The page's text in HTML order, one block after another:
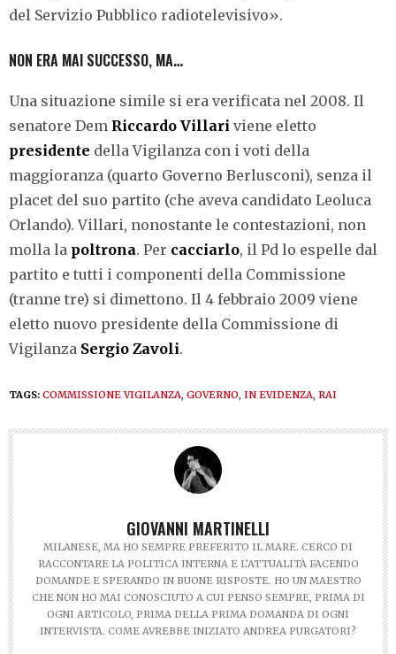
del Servizio Pubblico radiotelevisivo».
NON ERA MAI SUCCESSO, MA…
Una situazione simile si era verificata nel 2008. Il
senatore Dem Riccardo Villari viene eletto
presidente della Vigilanza con i voti della
maggioranza (quarto Governo Berlusconi), senza il
placet del suo partito (che aveva candidato Leoluca
Orlando). Villari, nonostante le contestazioni, non
molla la poltrona. Per cacciarlo, il Pd lo espelle dal
partito e tutti i componenti della Commissione
(tranne tre) si dimettono. Il 4 febbraio 2009 viene
eletto nuovo presidente della Commissione di
Vigilanza Sergio Zavoli.
TAGS: COMMISSIONE VIGILANZA, GOVERNO, IN EVIDENZA, RAI
GIOVANNI MARTINELLI
MILANESE, MA HO SEMPRE PREFERITO IL MARE. CERCO DI
RACCONTARE LA POLITICA INTERNA E L’ATTUALITÀ FACENDO
DOMANDE E SPERANDO IN BUONE RISPOSTE. HO UN MAESTRO
CHE NON HO MAI CONOSCIUTO A CUI PENSO SEMPRE, PRIMA DI
OGNI ARTICOLO, PRIMA DELLA PRIMA DOMANDA DI OGNI
INTERVISTA. COME AVREBBE INIZIATO ANDREA PURGATORI?